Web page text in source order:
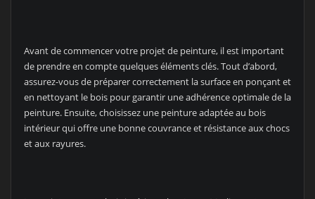
Avant de commencer votre projet de peinture, il est important
de prendre en compte quelques éléments clés. Tout d’abord,
assurez-vous de préparer correctement la surface en ponçant et
en nettoyant le bois pour garantir une adhérence optimale de la
peinture. Ensuite, choisissez une peinture adaptée au bois
intérieur qui offre une bonne couvrance et résistance aux chocs
et aux rayures.